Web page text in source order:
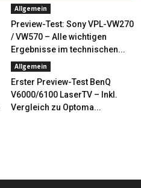
Allgemein
Preview-Test: Sony VPL-VW270
/ VW570 – Alle wichtigen
Ergebnisse im technischen...
Allgemein
Erster Preview-Test BenQ
V6000/6100 LaserTV – Inkl.
Vergleich zu Optoma...